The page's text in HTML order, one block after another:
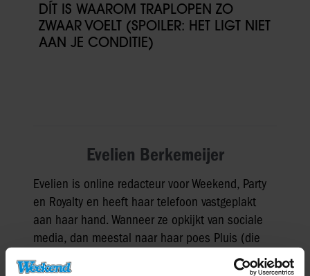
DÍT IS WAAROM TRAPLOPEN ZO
ZWAAR VOELT (SPOILER: HET LIGT NIET
AAN JE CONDITIE)
Evelien Berkemeijer
Evelien is online redacteur voor Weekend, Party
en Royalty en heeft haar telefoon vastgeplakt
aan haar hand. Wanneer ze opkijkt van sociale
media, dan meestal naar haar poes Pluis (die